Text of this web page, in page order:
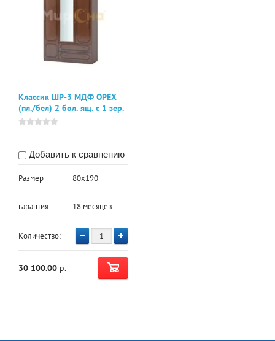
Классик ШР-3 МДФ ОРЕХ
(пл./бел) 2 бол. ящ. с 1 зер.
Добавить к сравнению
Размер 80х190
гарантия 18 месяцев
Количество:
30 100.00 р.